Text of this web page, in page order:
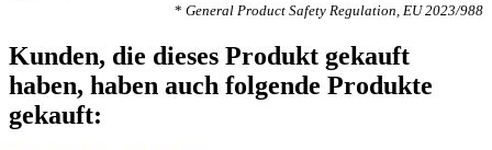
* General Product Safety Regulation, EU 2023/988
Kunden, die dieses Produkt gekauft
haben, haben auch folgende Produkte
gekauft: